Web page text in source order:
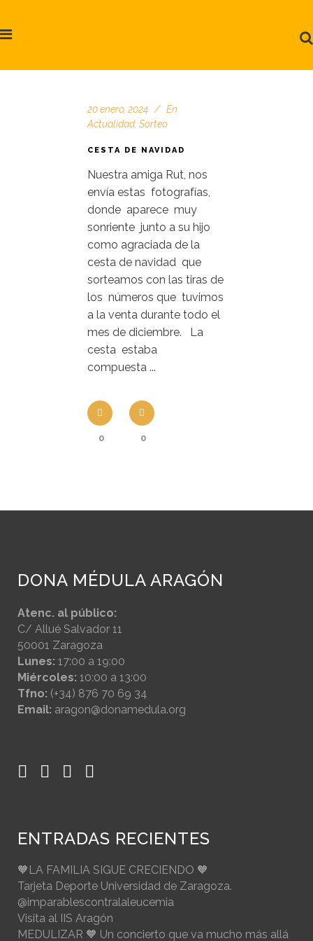
20 enero, 2024
En
Actualidad, Sorteo
CESTA DE NAVIDAD
Nuestra amiga Rut, nos
envía estas fotografías,
donde aparece muy
sonriente junto a su hijo
como agraciada de la
cesta de navidad que
sorteamos con las tiras de
los números que tuvimos
a la venta durante todo el
mes de diciembre. La
cesta estaba
compuesta ...
0 0
DONA MÉDULA ARAGÓN
Atenc. al público:
C/ Allué Salvador 11
50001 Zaragoza
Lunes: 17:00 a 19:00
Miércoles: 10:00 a 13:00
Tfno: (+34) 876 70 69 34
Email: aragon@donamedula.org
ENTRADAS RECIENTES
🧡LA FAMILIA SIGUE CRECIENDO 🧡
Tarjeta Deporte Universidad de Zaragoza.
@imparablescontralaleucemia
Visita al IIS Aragón
MEDULIZAR 🧡 Un concierto que va mucho más allá